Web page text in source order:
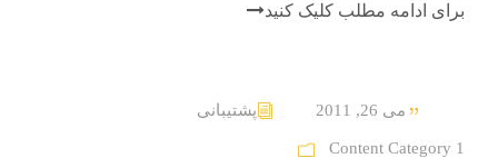
برای ادامه مطلب کلیک کنید
می 26, 2011 پشتیبانی
Content Category 1